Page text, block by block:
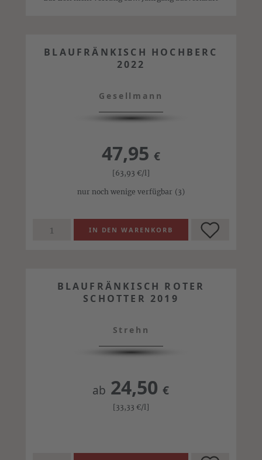
BLAUFRÄNKISCH HOCHBERC
2022
Gesellmann
47,95 €
[63,93 €/l]
nur noch wenige verfügbar (3)
BLAUFRÄNKISCH ROTER
SCHOTTER 2019
Strehn
ab 24,50€
[33,33 €/l]